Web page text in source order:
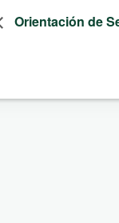
Orientación de